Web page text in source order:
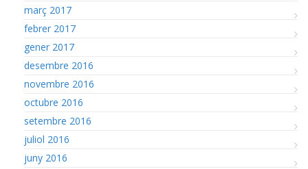
març 2017
febrer 2017
gener 2017
desembre 2016
novembre 2016
octubre 2016
setembre 2016
juliol 2016
juny 2016